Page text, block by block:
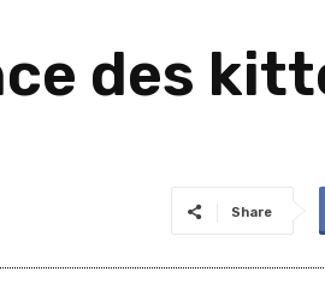
des
Share